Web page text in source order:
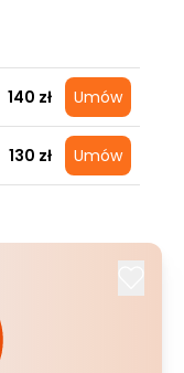
140 zł Umów
130 zł Umów